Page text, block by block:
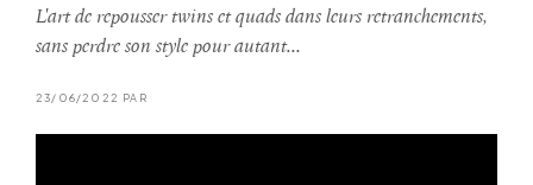
L'art de repousser twins et quads dans leurs retranchements,
sans perdre son style pour autant...
23/06/2022 PAR